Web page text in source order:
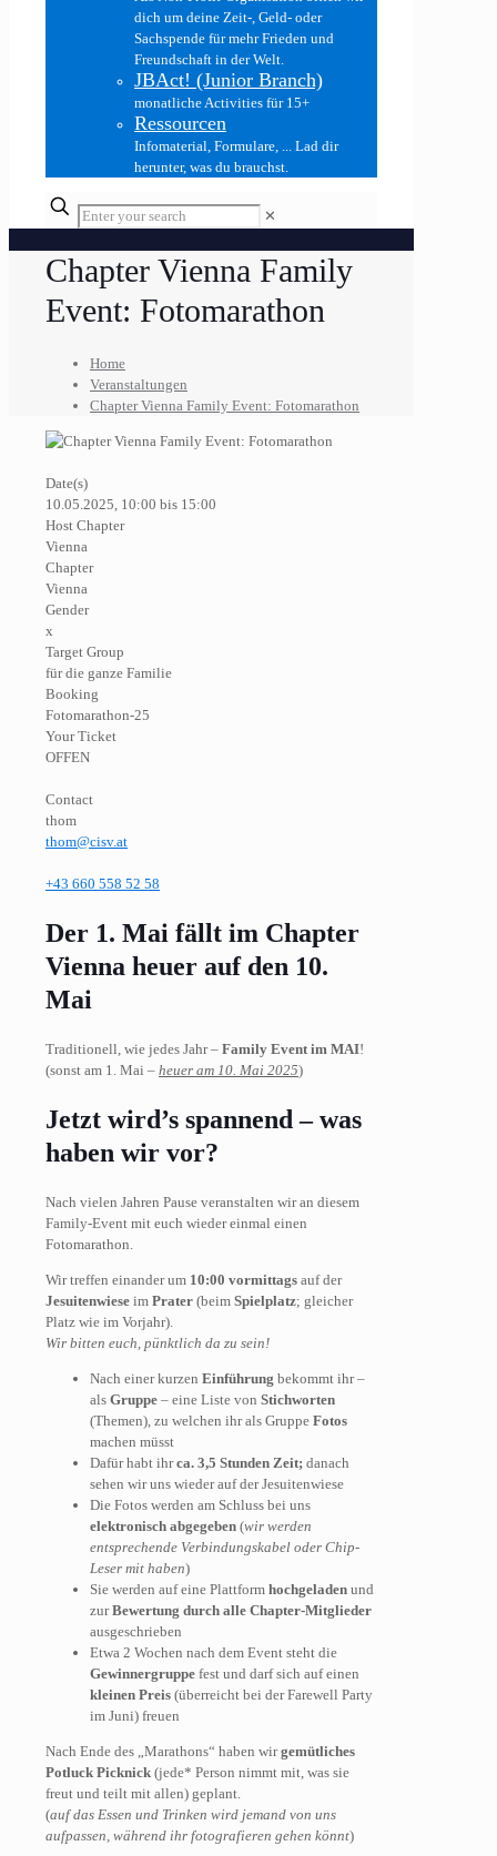
dich um deine Zeit-, Geld- oder
Sachspende für mehr Frieden und
Freundschaft in der Welt.
JBAct! (Junior Branch)
monatliche Activities für 15+
Ressourcen
Infomaterial, Formulare, ... Lad dir
herunter, was du brauchst.
✕
Chapter Vienna Family
Event: Fotomarathon
Home
Veranstaltungen
Chapter Vienna Family Event: Fotomarathon
Date(s)
10.05.2025, 10:00 bis 15:00
Host Chapter
Vienna
Chapter
Vienna
Gender
x
Target Group
für die ganze Familie
Booking
Fotomarathon-25
Your Ticket
OFFEN
Contact
thom
thom@cisv.at
+43 660 558 52 58
Der 1. Mai fällt im Chapter
Vienna heuer auf den 10.
Mai
Traditionell, wie jedes Jahr – Family Event im MAI!
(sonst am 1. Mai – heuer am 10. Mai 2025)
Jetzt wird’s spannend – was
haben wir vor?
Nach vielen Jahren Pause veranstalten wir an diesem
Family-Event mit euch wieder einmal einen
Fotomarathon.
Wir treffen einander um 10:00 vormittags auf der
Jesuitenwiese im Prater (beim Spielplatz; gleicher
Platz wie im Vorjahr).
Wir bitten euch, pünktlich da zu sein!
Nach einer kurzen Einführung bekommt ihr –
als Gruppe – eine Liste von Stichworten
(Themen), zu welchen ihr als Gruppe Fotos
machen müsst
Dafür habt ihrca. 3,5 Stunden Zeit; danach
sehen wir uns wieder auf der Jesuitenwiese
Die Fotos werden am Schluss bei uns
elektronisch abgegeben (wir werden
entsprechende Verbindungskabel oder Chip-
Leser mit haben)
Sie werden auf eine Plattform hochgeladen und
zurBewertung durch alle Chapter-Mitglieder
ausgeschrieben
Etwa 2 Wochen nach dem Event steht die
Gewinnergruppe fest und darf sich auf einen
kleinen Preis (überreicht bei der Farewell Party
im Juni) freuen
Nach Ende des „Marathons“ haben wirgemütliches
Potluck Picknick (jede* Person nimmt mit, was sie
freut und teilt mit allen) geplant.
(auf das Essen und Trinken wird jemand von uns
aufpassen, während ihr fotografieren gehen könnt)